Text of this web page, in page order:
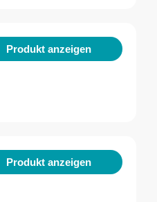
Produkt anzeigen
Produkt anzeigen